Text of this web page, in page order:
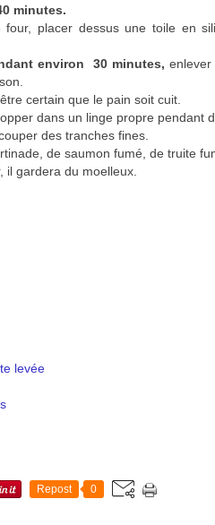
minutes.
placer dessus une toile en
environ 30 minutes,
certain que le pain soit cuit.
dans un linge propre pendant
des tranches fines.
de saumon fumé, de truite
il gardera du moelleux.
levée
Repost 0